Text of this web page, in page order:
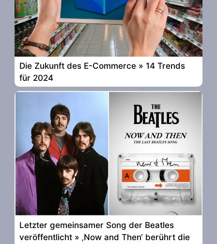
Die Zukunft des E-Commerce » 14 Trends
für 2024
Letzter gemeinsamer Song der Beatles
veröffentlicht » ‚Now and Then‘ berührt die